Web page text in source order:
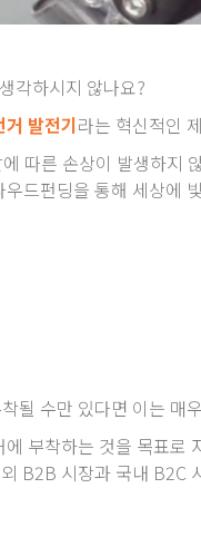
각하시지 않나요?
발전기라는 혁신적인
따른 손상이 발생하지
우드펀딩을 통해 세상에
될 수만 있다면 이는 매
부착하는 것을 목표로
B2B 시장과 국내 B2C